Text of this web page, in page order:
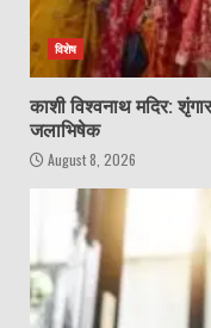
विशेष
काशी विश्वनाथ मदिर:
जलाभिषेक
August 8, 2026